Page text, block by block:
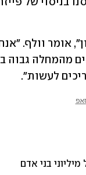
לעשות".
בני אדם